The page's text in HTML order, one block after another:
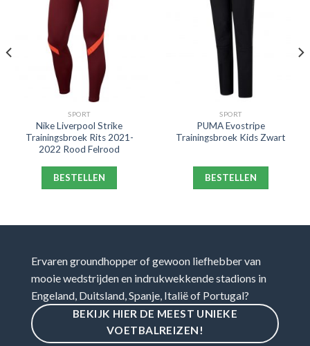
SPORT
Nike Liverpool Strike
Trainingsbroek Rits 2021-
2022 Rood Felrood
BESTELLEN
SPORT
PUMA Evostripe
Trainingsbroek Kids Zwart
BESTELLEN
Ervaren groundhopper of gewoon liefhebber van
mooie wedstrijden en indrukwekkende stadions in
Engeland, Duitsland, Spanje, Italië of Portugal?
BEKIJK HIER DE MEEST UNIEKE
VOETBALREIZEN!